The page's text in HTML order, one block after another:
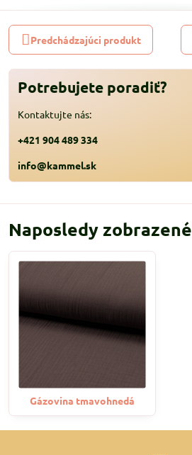
Predchádzajúci produkt
Potrebujete poradiť?
Kontaktujte nás:
+421 904 489 334
info@kammel.sk
Naposledy zobrazené
Gázovina tmavohnedá